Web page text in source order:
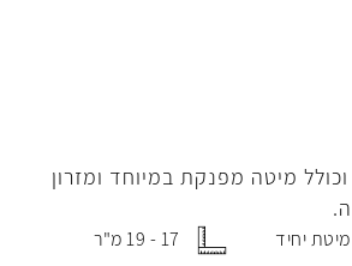
מיטה מפנקת במיוחד ומזרון
מיטת יחיד 17 - 19 מ"ר